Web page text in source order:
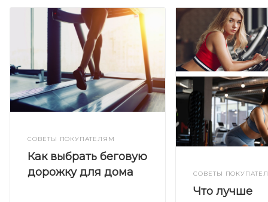
СОВЕТЫ ПОКУПАТЕЛЯМ
Как выбрать беговую
дорожку для дома
СОВЕТЫ
Что лучше